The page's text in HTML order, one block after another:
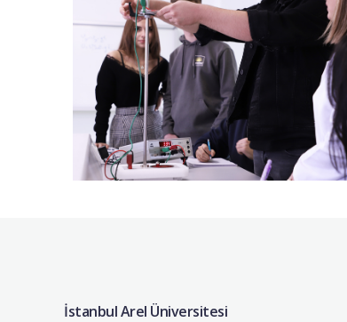
İstanbul Arel Üniversitesi